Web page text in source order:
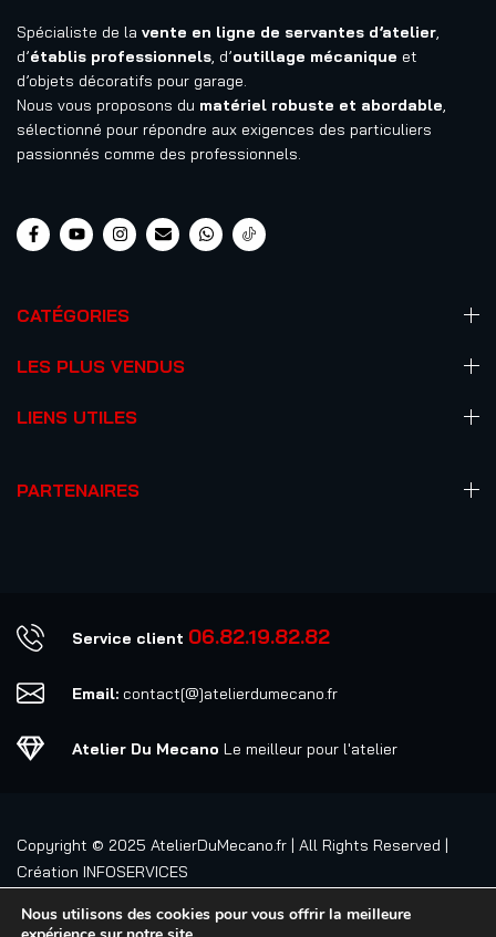
Spécialiste de la vente en ligne de servantes d’atelier
d’établis professionnels , d’outillage mécanique et
d’objets décoratifs pour garage.
Nous vous proposons du matériel robuste et abordable
sélectionné pour répondre aux exigences des particuliers
passionnés comme des professionnels.
CATÉGORIES
LES PLUS VENDUS
LIENS UTILES
PARTENAIRES
Service client 06.82.19.82.82
Email: contact[@]atelierdumecano.fr
Atelier Du Mecano Le meilleur pour l'atelier
Copyright © 2025 AtelierDuMecano.fr | All Rights Reserved |
Création INFOSERVICES
Nous utilisons des cookies pour vous offrir la meilleure